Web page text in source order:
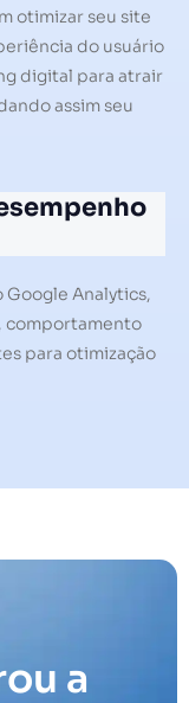
otimizar seu site
do usuário
digital para atrair
assim seu
Google Analytics,
comportamento
para otimização
a